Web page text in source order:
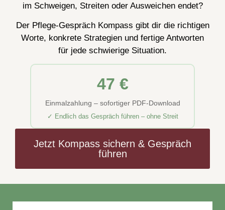
im Schweigen, Streiten oder Ausweichen endet?
Der Pflege-Gespräch Kompass gibt dir die richtigen
Worte, konkrete Strategien und fertige Antworten
für jede schwierige Situation.
47 €
Einmalzahlung – sofortiger PDF-Download
✓ Endlich das Gespräch führen – ohne Streit
Jetzt Kompass sichern & Gespräch
führen